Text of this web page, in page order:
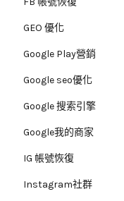
GEO 優化
Google Play營銷
Google seo優化
Google 搜索引擎
Google我的商家
IG 帳號恢復
Instagram社群